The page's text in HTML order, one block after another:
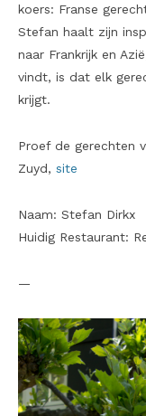
koers: Franse
Stefan haalt zijn
naar Frankrijk en
vindt, is dat elk
krijgt.
Proef de gerechten
Zuyd, site
Naam: Stefan Dirkx
Huidig Restaurant:
—